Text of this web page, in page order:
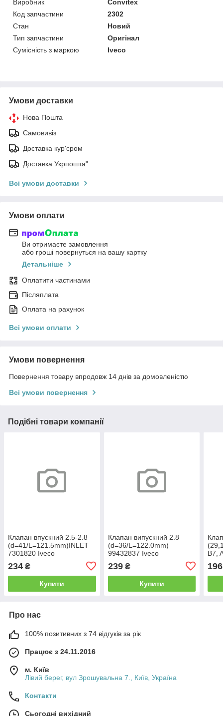
Виробник
Convitex
Код запчастини
2302
Стан
Новий
Тип запчастини
Оригінал
Сумісність з маркою
Iveco
Умови доставки
Нова Пошта
Самовивіз
Доставка кур'єром
Доставка Укрпошта"
Всі умови доставки
Умови оплати
Ви отримаєте замовлення
або гроші повернуться на вашу картку
Детальніше
Оплатити частинами
Післяплата
Оплата на рахунок
Всі умови оплати
Умови повернення
Повернення товару впродовж 14 днів за домовленістю
Всі умови повернення
Подібні товари компанії
Клапан впускний 2.5-2.8
(d=41/L=121.5mm)INLET
7301820 Iveco
234 ₴
Купити
Клапан випускний 2.8
(d=36/L=122.0mm)
99432837 Iveco
239₴
Купити
B7,
196
Про нас
100% позитивних з 74 відгуків за рік
Працює з 24.11.2016
м. Київ
Лівий берег, вул Зрошувальна 7., Київ, Україна
Контакти
Сьогодні вихідний